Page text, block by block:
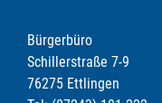
Bürgerbüro
Schillerstraße 7-9
76275 Ettlingen